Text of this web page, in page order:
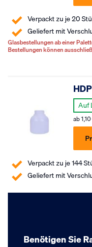
Verpackt zu je 20
Geliefert mit
Glasbestellungen ab einer
Bestellungen können
Verpackt zu je 144
Geliefert mit
Auf
ab1,10
Benötigen Sie